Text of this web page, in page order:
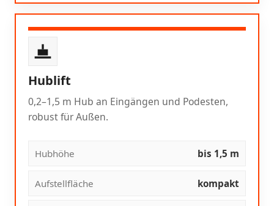
Hublift
0,2–1,5 m Hub an Eingängen und Podesten,
robust für Außen.
Hubhöhe bis 1,5 m
Aufstellfläche kompakt